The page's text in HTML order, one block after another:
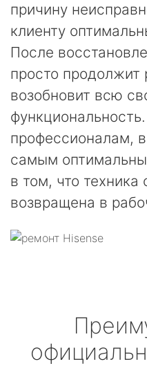
причину
клиенту
После
просто продолжит
возобновит всю
профессионалам,
самым
в том, что техника
возвращена в